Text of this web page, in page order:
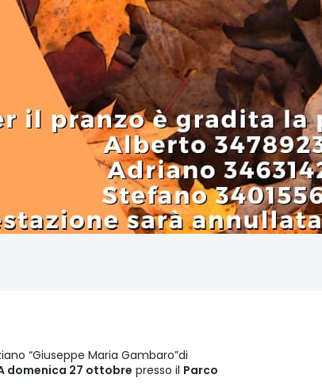
“Giuseppe Maria Gambaro”di
domenica 27 ottobre presso il Parco